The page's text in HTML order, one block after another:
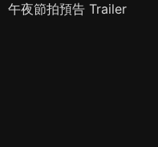
午夜節拍預告 Trailer